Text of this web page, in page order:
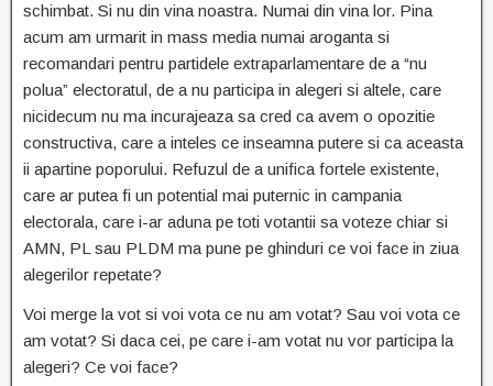
schimbat. Si nu din vina noastra. Numai din vina lor. Pina
acum am urmarit in mass media numai aroganta si
recomandari pentru partidele extraparlamentare de a “nu
polua” electoratul, de a nu participa in alegeri si altele, care
nicidecum nu ma incurajeaza sa cred ca avem o opozitie
constructiva, care a inteles ce inseamna putere si ca aceasta
ii apartine poporului. Refuzul de a unifica fortele existente,
care ar putea fi un potential mai puternic in campania
electorala, care i-ar aduna pe toti votantii sa voteze chiar si
AMN, PL sau PLDM ma pune pe ghinduri ce voi face in ziua
alegerilor repetate?
Voi merge la vot si voi vota ce nu am votat? Sau voi vota ce
am votat? Si daca cei, pe care i-am votat nu vor participa la
alegeri? Ce voi face?